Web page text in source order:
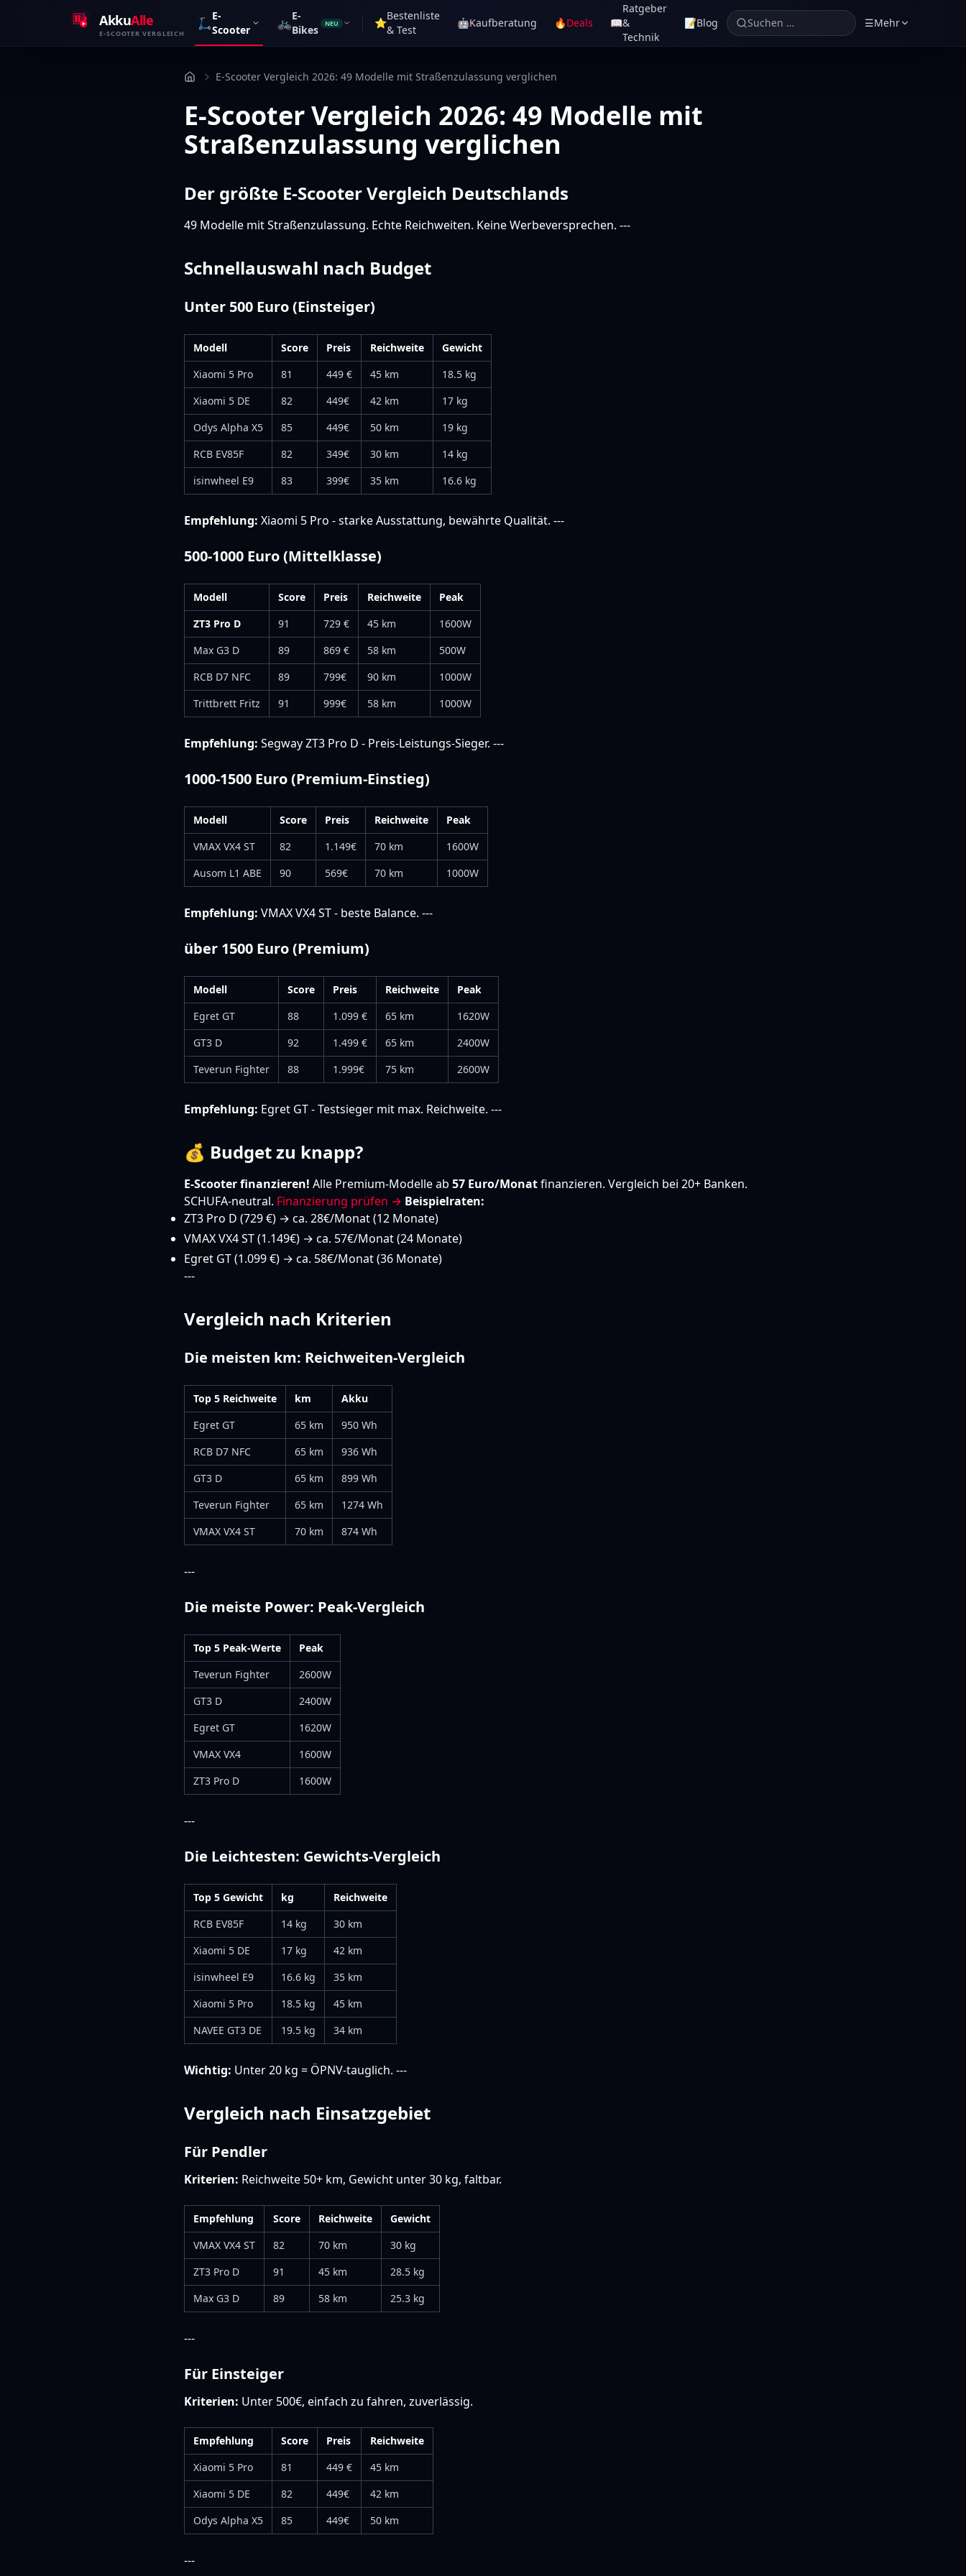
AkkuAlle
E-SCOOTER VERGLEICH
🛴E-
Scooter
🚲E-
Bikes
NEU ⭐
Bestenliste
& Test
🤖Kaufberatung 🔥Deals 📖
Ratgeber
&
Technik
📝Blog Suchen … ☰Mehr
E-Scooter Vergleich 2026: 49 Modelle mit Straßenzulassung verglichen
E-Scooter Vergleich 2026: 49 Modelle mit
Straßenzulassung verglichen
Der größte E-Scooter Vergleich Deutschlands
49 Modelle mit Straßenzulassung. Echte Reichweiten. Keine Werbeversprechen. ---
Schnellauswahl nach Budget
Unter 500 Euro (Einsteiger)
Modell Score Preis Reichweite
Gewicht
Xiaomi 5 Pro
81 449 € 45 km
18.5 kg
Xiaomi 5 DE
82 449€ 42 km
17 kg
Odys Alpha X5
85 449€ 50 km
19 kg
RCB EV85F
82 349€ 30 km
14 kg
isinwheel E9
83 399€ 35 km 16.6 kg
Empfehlung: Xiaomi 5 Pro - starke Ausstattung, bewährte Qualität. ---
500-1000 Euro (Mittelklasse)
Modell Score Preis Reichweite
Peak
ZT3 Pro D
91 729 € 45 km
1600W
Max G3 D
89 869 € 58 km
500W
RCB D7 NFC
89 799€ 90 km
1000W
Trittbrett Fritz
91 999€ 58 km 1000W
Empfehlung: Segway ZT3 Pro D - Preis-Leistungs-Sieger. ---
1000-1500 Euro (Premium-Einstieg)
Modell Score Preis Reichweite
Peak
VMAX VX4 ST
82 1.149€ 70 km
1600W
Ausom L1 ABE
90 569€ 70 km 1000W
Empfehlung: VMAX VX4 ST - beste Balance. ---
über 1500 Euro (Premium)
Modell Score Preis Reichweite
Peak
Egret GT
88 1.099 € 65 km
1620W
GT3 D
92 1.499 € 65 km
2400W
Teverun Fighter
88 1.999€ 75 km 2600W
Empfehlung: Egret GT - Testsieger mit max. Reichweite. ---
💰 Budget zu knapp?
E-Scooter finanzieren! Alle Premium-Modelle ab 57 Euro/Monatfinanzieren. Vergleich bei 20+ Banken.
SCHUFA-neutral. Finanzierung prüfen → Beispielraten:
ZT3 Pro D (729 €) → ca. 28€/Monat (12 Monate)
VMAX VX4 ST (1.149€) → ca. 57€/Monat (24 Monate)
Egret GT (1.099 €) → ca. 58€/Monat (36 Monate)
---
Vergleich nach Kriterien
Die meisten km: Reichweiten-Vergleich
Top 5 Reichweite km
Akku
Egret GT
65 km
950 Wh
RCB D7 NFC
65 km
936 Wh
GT3 D
65 km
899 Wh
Teverun Fighter
65 km
1274 Wh
VMAX VX4 ST
70 km 874 Wh
---
Die meiste Power: Peak-Vergleich
Top 5 Peak-Werte
Peak
Teverun Fighter
2600W
GT3 D
2400W
Egret GT
1620W
VMAX VX4
1600W
ZT3 Pro D
1600W
---
Die Leichtesten: Gewichts-Vergleich
Top 5 Gewicht kg
Reichweite
RCB EV85F
14 kg
30 km
Xiaomi 5 DE
17 kg
42 km
isinwheel E9
16.6 kg
35 km
Xiaomi 5 Pro
18.5 kg
45 km
NAVEE GT3 DE
19.5 kg 34 km
Wichtig: Unter 20 kg = ÖPNV-tauglich. ---
Vergleich nach Einsatzgebiet
Für Pendler
Kriterien: Reichweite 50+ km, Gewicht unter 30 kg, faltbar.
Empfehlung Score Reichweite
Gewicht
VMAX VX4 ST
82 70 km
30 kg
ZT3 Pro D
91 45 km
28.5 kg
Max G3 D
89 58 km 25.3 kg
---
Für Einsteiger
Kriterien: Unter 500€, einfach zu fahren, zuverlässig.
Empfehlung Score Preis
Reichweite
Xiaomi 5 Pro
81 449 €
45 km
Xiaomi 5 DE
82 449€
42 km
Odys Alpha X5
85 449€ 50 km
---